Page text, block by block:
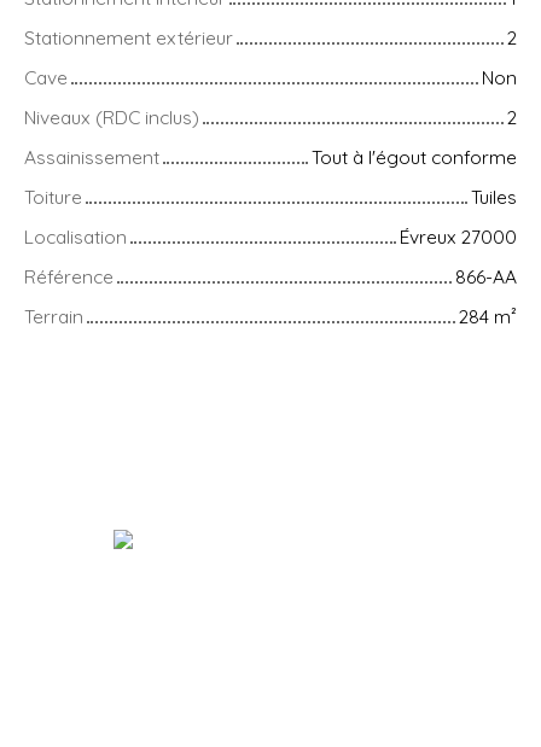
Stationnement extérieur
2
Cave
Non
Niveaux (RDC inclus)
2
Assainissement
Tout à l'égout conforme
Toiture
Tuiles
Localisation
Évreux 27000
Référence
866-AA
Terrain
284 m²